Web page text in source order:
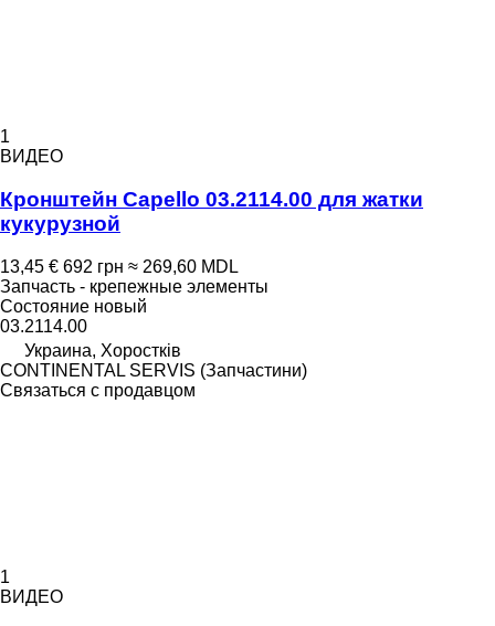
1
ВИДЕО
Кронштейн Capello 03.2114.00 для жатки
кукурузной
13,45 € 692 грн ≈ 269,60 MDL
Запчасть - крепежные элементы
Состояние новый
03.2114.00
Украина, Хоростків
CONTINENTAL SERVIS (Запчастини)
Связаться с продавцом
1
ВИДЕО